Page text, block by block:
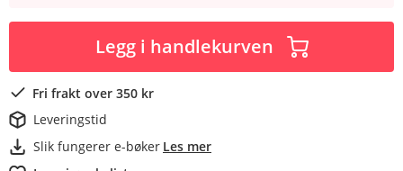
Legg i handlekurven
Fri frakt over 350 kr
Leveringstid
Slik fungerer e-bøker Les mer